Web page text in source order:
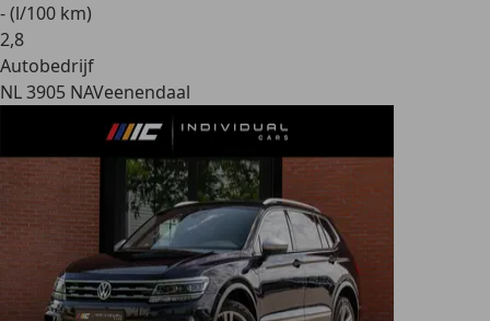
- (l/100 km)
2,8
Autobedrijf
NL 3905 NAVeenendaal